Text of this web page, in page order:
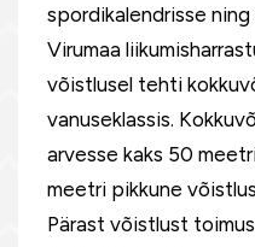
spordikalendrisse
Virumaa
võistlusel tehti
vanuseklassis.
arvesse kaks 50
meetri pikkune
Pärast võistlust